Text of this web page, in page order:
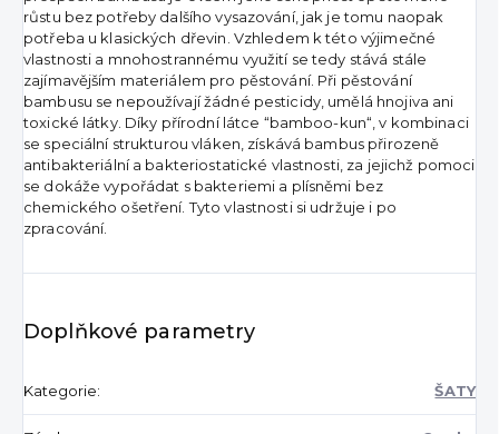
růstu bez potřeby dalšího vysazování, jak je tomu naopak
potřeba u klasických dřevin. Vzhledem k této výjimečné
vlastnosti a mnohostrannému využití se tedy stává stále
zajímavějším materiálem pro pěstování. Při pěstování
bambusu se nepoužívají žádné pesticidy, umělá hnojiva ani
toxické látky. Díky přírodní látce “bamboo-kun“, v kombinaci
se speciální strukturou vláken, získává bambus přirozeně
antibakteriální a bakteriostatické vlastnosti, za jejichž pomoci
se dokáže vypořádat s bakteriemi a plísněmi bez
chemického ošetření. Tyto vlastnosti si udržuje i po
zpracování.
Doplňkové parametry
Kategorie: ŠATY